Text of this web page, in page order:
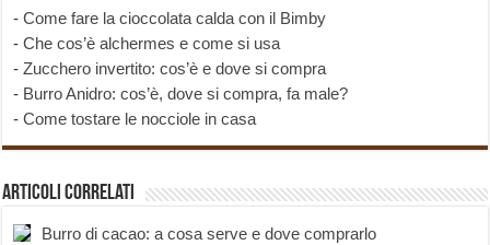
-Come fare la cioccolata calda con il Bimby
-Che cos’è alchermes e come si usa
-Zucchero invertito: cos’è e dove si compra
- Burro Anidro: cos’è, dove si compra, fa male?
-Come tostare le nocciole in casa
Articoli correlati
Burro di cacao: a cosa serve e dove comprarlo